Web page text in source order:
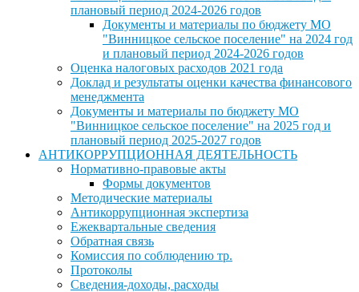
плановый период 2024-2026 годов
Документы и материалы по бюджету МО
"Винницкое сельское поселение" на 2024 год
и плановый период 2024-2026 годов
Оценка налоговых расходов 2021 года
Доклад и результаты оценки качества финансового
менеджмента
Документы и материалы по бюджету МО
"Винницкое сельское поселение" на 2025 год и
плановый период 2025-2027 годов
АНТИКОРРУПЦИОННАЯ ДЕЯТЕЛЬНОСТЬ
Нормативно-правовые акты
Формы документов
Методические материалы
Антикоррупционная экспертиза
Ежеквартальные сведения
Обратная связь
Комиссия по соблюдению тр.
Протоколы
Сведения-доходы, расходы